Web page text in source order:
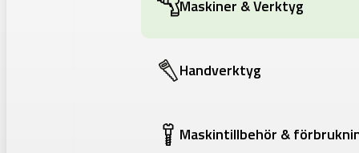
Maskiner & Verktyg
Handverktyg
Maskintillbehör &